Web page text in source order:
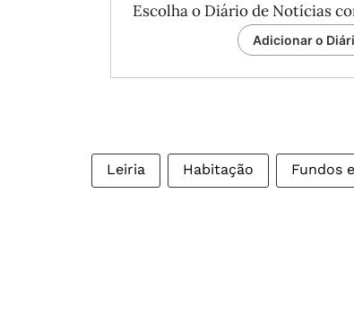
Escolha o Diário de Notícias
Adicionar o
Leiria Habitação Fundos